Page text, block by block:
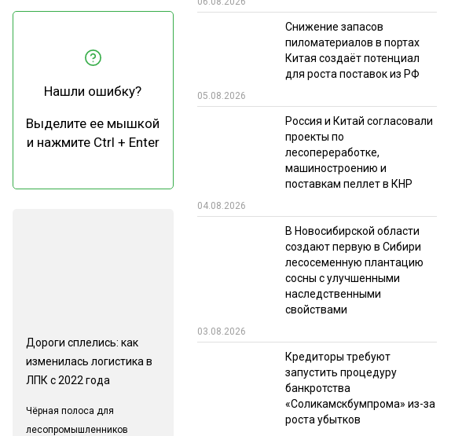
ВЫСТАВОК ИТОГИ МЕРОПРИЯТИЙ
Нашли ошибку?
Выделите ее мышкой
и нажмите Ctrl + Enter
Дороги сплелись: как
изменилась логистика в
ЛПК с 2022 года
Чёрная полоса для
лесопромышленников
Снижение запасов
пиломатериалов в портах
Китая создаёт потенциал
для роста поставок из РФ
05.08.2026
Россия и Китай согласовали
проекты по
лесопереработке,
машиностроению и
поставкам пеллет в КНР
04.08.2026
В Новосибирской области
создают первую в Сибири
лесосеменную плантацию
сосны с улучшенными
наследственными
свойствами
03.08.2026
Кредиторы требуют
запустить процедуру
банкротства
«Соликамскбумпрома» из-за
роста убытков